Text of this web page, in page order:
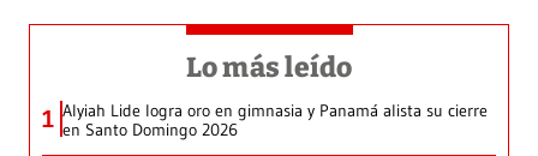
Lo más leído
1 Alyiah Lide logra oro en gimnasia y Panamá alista su cierre
en Santo Domingo 2026